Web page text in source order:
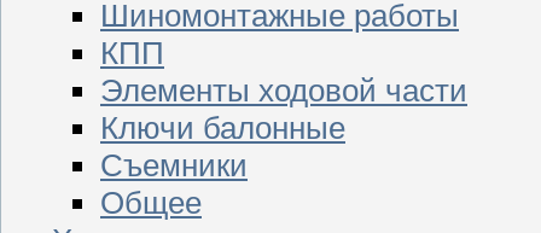
Шиномонтажные работы
КПП
Элементы ходовой части
Ключи балонные
Съемники
Общее